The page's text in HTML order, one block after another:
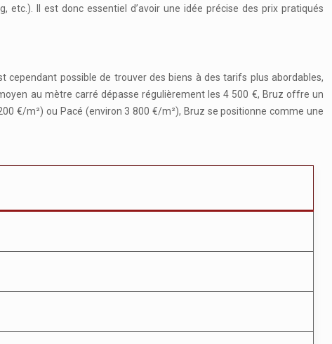
Il est donc essentiel d’avoir une idée précise des prix pratiqués
cependant possible de trouver des biens à des tarifs plus abordables,
au mètre carré dépasse régulièrement les 4 500 €, Bruz offre un
€/m²) ou Pacé (environ 3 800 €/m²), Bruz se positionne comme une